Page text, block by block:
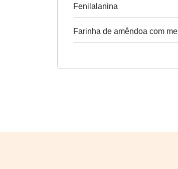
Fenilalanina
Farinha de amêndoa com mel